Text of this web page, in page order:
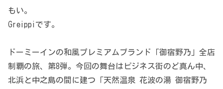
もい。
Greippiです。
ドーミーインの和風プレミアムブランド「御宿野乃」全店
制覇の旅、第8弾。今回の舞台はビジネス街のど真ん中、
北浜と中之島の間に建つ「天然温泉 花波の湯 御宿野乃